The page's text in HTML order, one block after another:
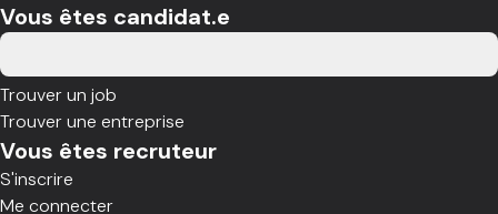
Vous êtes candidat.e
Trouver un job
Trouver une entreprise
Vous êtes recruteur
S'inscrire
Me connecter